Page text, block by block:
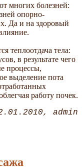
многих болезней:
опорно-
Да и на здоровый
теплоотдача тела:
в результате чего
процессы,
выделение пота
работу почек.
admin